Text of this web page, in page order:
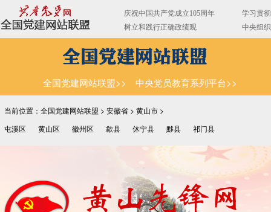
全国党建网站联盟>> 中央党员教育系列平台>>
当前位置：全国党建网站联盟 > 安徽省 > 黄山市 >
屯溪区
黄山区 徽州区 歙县 休宁县 黟县 祁门县